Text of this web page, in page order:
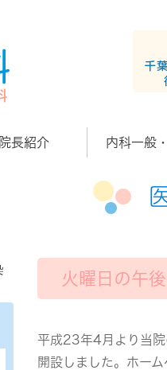
院長紹介 内科一般
火曜日の午
平成23年4月より当院
開設しました。ホー